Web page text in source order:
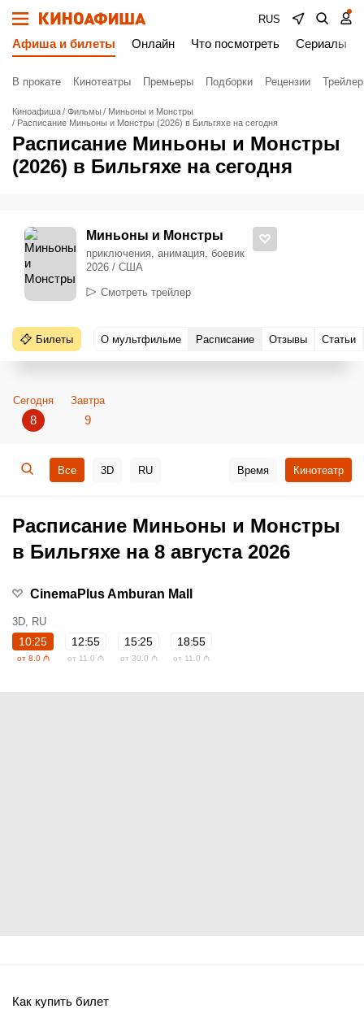
RUS
Афиша и билеты Онлайн Что посмотреть Сериалы
В прокате Кинотеатры Премьеры Подборки Рецензии
Киноафиша Фильмы
Миньоны и Монстры
Расписание Миньоны и Монстры (2026) в Бильгяхе на сегодня
Расписание Миньоны и Монстры
(2026) в Бильгяхе на сегодня
Миньоны и Монстры
приключения, анимация, боевик
2026 / США
Смотреть трейлер
Билеты О мультфильме Расписание Отзывы Статьи
Сегодня
8
Завтра
9
Все 3D RU Время Кинотеатр
Расписание Миньоны и Монстры
в Бильгяхе на 8 августа 2026
CinemaPlus Amburan Mall
3D, RU
10:25
от 8.0 ₼
12:55
от 11.0 ₼
15:25
от 30.0 ₼
18:55
от 11.0 ₼
Как купить билет